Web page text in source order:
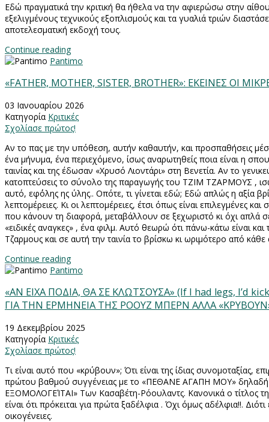
Εδώ πραγματικά την κριτική θα ήθελα να την αφιερώσω στην
εξελιγμένους τεχνικούς εξοπλισμούς και τα γυαλιά τριών
αποτελεσματική εκδοχή τους.
Continue reading
Pantimo
«FATHER, MOTHER, SISTER, BROTHER»: ΕΚΕΙΝΕΣ ΟΙ
03 Ιανουαρίου 2026
Κατηγορία Κριτικές
Σχολίασε πρώτος!
Αν το πας με την υπόθεση, αυτήν καθαυτήν, και προσπαθήσεις
ένα μήνυμα, ένα περιεχόμενο, ίσως αναρωτηθείς ποια είναι η
ταινίας και της έδωσαν «Χρυσό Λιοντάρι» στη Βενετία. Αν το
κατοπτεύσεις το σύνολο της παραγωγής του ΤΖΙΜ ΤΖΑΡΜΟΥΣ ,
αυτό, εφ΄όλης ης ύλης.. Οπότε, τι γίνεται εδώ; Εδώ απλώς η αξία
λεπτομέρειες. Κι οι λεπτομέρειες, έτσι όπως είναι επιλεγμένες και
που κάνουν τη διαφορά, μεταβάλλουν σε ξεχωριστό κι όχι απλά
«ειδικές αναγκες» , ένα φιλμ. Αυτό θεωρώ ότι πάνω-κάτω είναι και
Τζαρμους και σε αυτή την ταινία το βρίσκω κι ωριμότερο από
Continue reading
Pantimo
«ΑΝ ΕΙΧΑ ΠΟΔΙΑ, ΘΑ ΣΕ ΚΛΩΤΣΟΥΣΑ» (If I had legs, I’d
ΓIΑ ΤΗΝ ΕΡΜΗΝΕΙΑ ΤΗΣ ΡΟΟΥΖ ΜΠΕΡΝ ΑΛΛΑ «ΚΡΥΒΟΥΝ»
19 Δεκεμβρίου 2025
Κατηγορία Κριτικές
Σχολίασε πρώτος!
Τι είναι αυτό που «κρύβουν»; Ότι είναι της ίδιας συνομοταξίας,
πρώτου βαθμού συγγένειας με το «ΠΕΘΑΝΕ ΑΓΑΠΗ ΜΟΥ»
ΕΞΟΜΟΛΟΓΕΊΤΑΙ» Των Κασαβέτη-Ρόουλαντς. Κανονικά ο τίτλος
είναι ότι πρόκειται για πρώτα ξαδέλφια . Όχι όμως αδέλφια!!.
οικογένειες.